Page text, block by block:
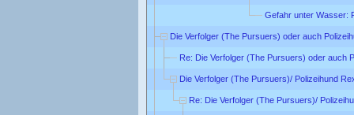
Gefahr unter Wasser:
Die Verfolger (The Pursuers) oder auch
Re: Die Verfolger (The Pursuers) oder auch
Die Verfolger (The Pursuers)/ Polizeihund
Re: Die Verfolger (The Pursuers)/